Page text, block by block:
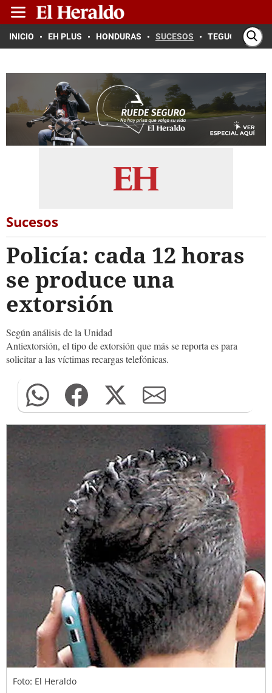
INICIO EH PLUS HONDURAS SUCESOS TEGUCIGALPA
Sucesos
Policía: cada 12 horas
se produce una
extorsión
Según análisis de la Unidad
Antiextorsión, el tipo de extorsión que más se reporta es para
solicitar a las víctimas recargas telefónicas.
Foto: El Heraldo